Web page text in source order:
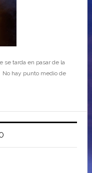
tarda en pasar de la
No hay punto medio de